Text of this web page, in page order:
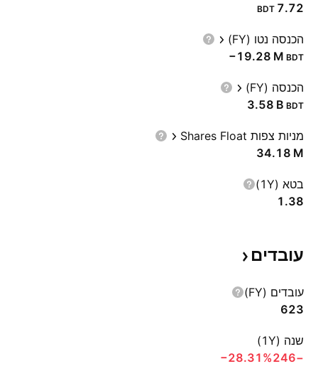
7.72
BDT
הכנסה נטו (FY)
‪−19.28 M‬ BDT
הכנסה (FY)
‪3.58 B‬ BDT
מניות צפות Shares Float
‪34.18 M‬
בטא (1Y)
1.38
עובדים
עובדים (FY)
623
שנה (1Y)
−246
‪−28.31%‬